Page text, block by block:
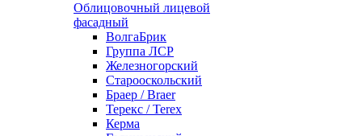
Облицовочный лицевой
фасадный
ВолгаБрик
Группа ЛСР
Железногорский
Старооскольский
Браер / Braer
Терекс / Terex
Керма